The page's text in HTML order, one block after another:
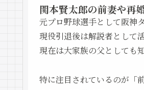
関本賢太郎の前妻や再
元プロ野球選手として阪神
現役引退後は解説者として
現在は大家族の父としても
特に注目されているのが「